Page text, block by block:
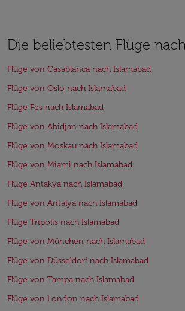
Die beliebtesten Flüge
Flüge von Casablanca nach Islamabad
Flüge von Oslo nach Islamabad
Flüge Fes nach Islamabad
Flüge von Abidjan nach Islamabad
Flüge von Moskau nach Islamabad
Flüge von Miami nach Islamabad
Flüge Antakya nach Islamabad
Flüge von Antalya nach Islamabad
Flüge Tripolis nach Islamabad
Flüge von München nach Islamabad
Flüge von Düsseldorf nach Islamabad
Flüge von Tampa nach Islamabad
Flüge von London nach Islamabad